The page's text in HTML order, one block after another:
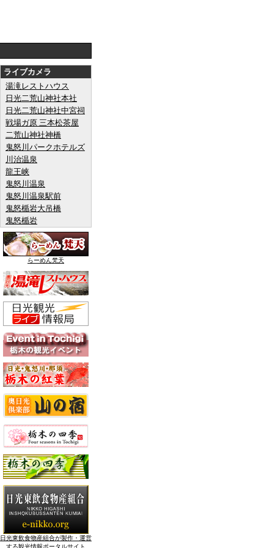
ライブカメラ
湯滝レストハウス
日光二荒山神社本社
日光二荒山神社中宮祠
戦場ガ原 三本松茶屋
二荒山神社神橋
鬼怒川パークホテルズ
川治温泉
龍王峡
鬼怒川温泉
鬼怒川温泉駅前
鬼怒楯岩大吊橋
鬼怒楯岩
らーめん梵天
日光東飲食物産組合が製作・運営
する観光情報ポータルサイト